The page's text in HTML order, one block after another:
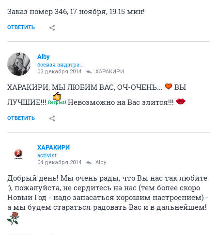
Заказ номер 346, 17 ноября, 19.15 мин!
ОТВЕТИТЬ
Alby
боевая андатра...
03 декабря 2014 ХАРАКИРИ
ХАРАКИРИ, МЫ ЛЮБИМ ВАС, ОЧ-ОЧЕНЬ...
ВЫ
ЛУЧШИЕ!!!
Невозможно на Вас злится!!!
ОТВЕТИТЬ
ХАРАКИРИ
activist
04 декабря 2014 Alby
Добрый день! Мы очень рады, что Вы нас так любите
:), пожалуйста, не сердитесь на нас (тем более скоро
Новый Год - надо запасаться хорошим настроением) -
а мы будем стараться радовать Вас и в дальнейшем!